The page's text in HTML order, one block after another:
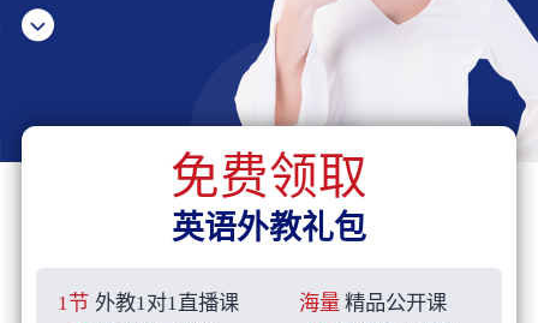
免费领取
英语外教礼包
1节 外教1对1直播课 海量 精品公开课